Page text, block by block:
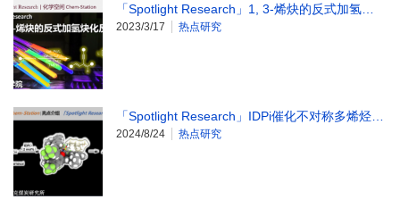
「Spotlight Research」1, 3-烯炔的反式加氢…
2023/3/17 热点研究
「Spotlight Research」IDPi催化不对称多烯烃…
2024/8/24 热点研究